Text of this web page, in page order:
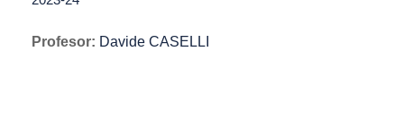
Profesor: Davide CASELLI